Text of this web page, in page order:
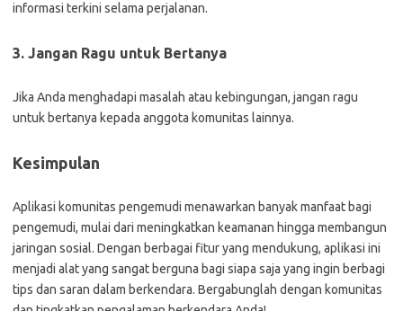
informasi terkini selama perjalanan.
3. Jangan Ragu untuk Bertanya
Jika Anda menghadapi masalah atau kebingungan, jangan ragu
untuk bertanya kepada anggota komunitas lainnya.
Kesimpulan
Aplikasi komunitas pengemudi menawarkan banyak manfaat bagi
pengemudi, mulai dari meningkatkan keamanan hingga membangun
jaringan sosial. Dengan berbagai fitur yang mendukung, aplikasi ini
menjadi alat yang sangat berguna bagi siapa saja yang ingin berbagi
tips dan saran dalam berkendara. Bergabunglah dengan komunitas